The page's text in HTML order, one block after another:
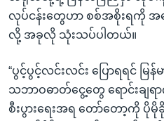
လုပ်ငန်းတွေဟာ စစ်အစိုးရကို
လို့ အခုလို သုံးသပ်ပါတယ်။
“ပွင့်ပွင့်လင်းလင်း ပြောရရင် မ
သဘာဝဓာတ်ငွေ့တွေ ရောင်းချရ
စီးပွားရေးအရ တော်တော့ကို ပို